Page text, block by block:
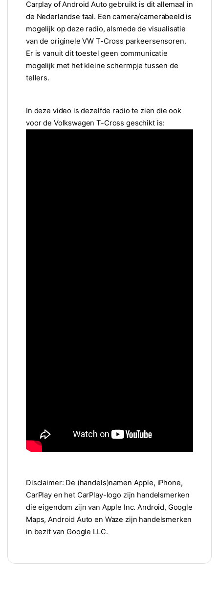
Carplay of Android Auto gebruikt is dit allemaal in
de Nederlandse taal. Een camera/camerabeeld is
mogelijk op deze radio, alsmede de visualisatie
van de originele VW T-Cross parkeersensoren.
Er is vanuit dit toestel geen communicatie
mogelijk met het kleine schermpje tussen de
tellers.
In deze video is dezelfde radio te zien die ook
voor de Volkswagen T-Cross geschikt is:
Disclaimer: De (handels)namen Apple, iPhone,
CarPlay en het CarPlay-logo zijn handelsmerken
die eigendom zijn van Apple Inc. Android, Google
Maps, Android Auto en Waze zijn handelsmerken
in bezit van Google LLC.